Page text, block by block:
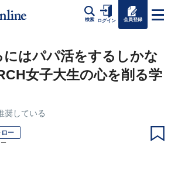
検索 ログイン 会員登録
にはパパ活をするしかな
女子大生の心を削る学
奨している
ロー